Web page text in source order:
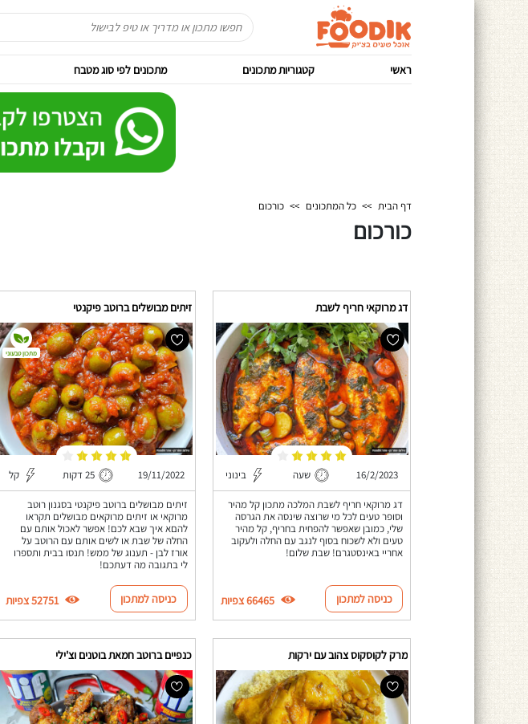
ראשי קטגוריות מתכונים מתכונים לפי סוג מטבח
דף הבית >> כל המתכונים >> כורכום
כורכום
דג מרוקאי חריף לשבת
16/2/2023 שעה בינוני
דג מרוקאי חריף לשבת המלכה מתכון קל מהיר
וסופר טעים לכל מי שרוצה שינסה את הגרסה
שלי, כמובן שאפשר להפחית בחריף, קל מהיר
טעים ולא לשכוח בסוף לנגב עם החלה ולעקוב
אחריי באינסטגרם! שבת שלום!
כניסה למתכון 66465 צפיות
זיתים מבושלים ברוטב פיקנטי
19/11/2022 25 דקות קל
זיתים מבושלים ברוטב פיקנטי בסגנון רוטב
מרוקאי או זיתים מרוקאים מבושלים תקראו
להםא איך שבא לכם! אפשר לאכול אותם עם
החלה של שבת או לשים אותם עם הרוטב על
אורז לבן - תענוג של ממש! תנסו בבית ותספרו
לי בתגובה מה דעתכם!
מתכון טבעוני
כניסה למתכון 52751 צפיות
מרק לקוסקוס צהוב עם ירקות כנפיים ברוטב חמאת בוטנים וצ'ילי